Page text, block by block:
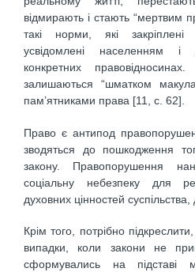
відмирають і стають
такі норми, які
усвідомлені населенням і
конкретних
залишаються “шматком
пам’ятниками права [11, с. 62].
Право є антипод
зводяться до пошкодження
закону. Правопорушення
соціальну небезпеку для
духовних цінностей
Крім того, потрібно
випадки, коли закони не
сформувались на підставі